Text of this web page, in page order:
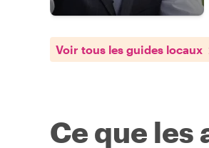
Voir tous les guides locaux
Ce que les